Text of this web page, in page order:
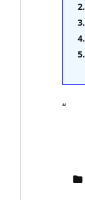
“
